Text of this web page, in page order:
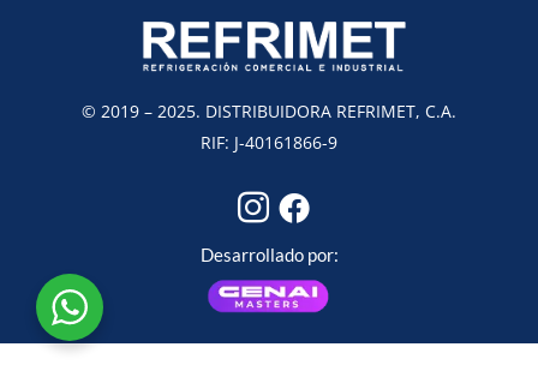
© 2019 – 2025. DISTRIBUIDORA REFRIMET, C.A.
RIF: J-40161866-9
Desarrollado por: